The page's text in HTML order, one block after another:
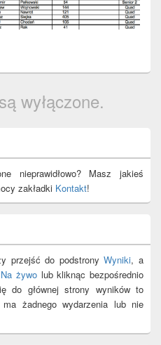
wyłączone.
nieprawidłowo? Masz jakieś
zakładki Kontakt!
przejść do podstronyWyniki, a
Na żywo lub kliknąc bezpośrednio
do głównej strony wyników to
żadnego wydarzenia lub nie